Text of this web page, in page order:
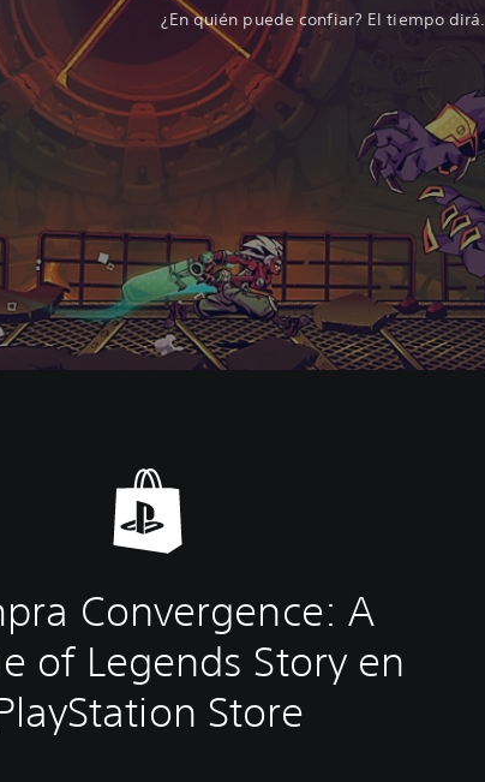
¿En quién puede confiar? El tiempo dirá.
Convergence: A
of Legends Story en
Store